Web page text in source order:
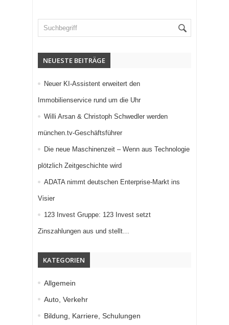
NEUESTE BEITRÄGE
Neuer KI-Assistent erweitert den
Immobilienservice rund um die Uhr
Willi Arsan & Christoph Schwedler werden
münchen.tv-Geschäftsführer
Die neue Maschinenzeit – Wenn aus Technologie
plötzlich Zeitgeschichte wird
ADATA nimmt deutschen Enterprise-Markt ins
Visier
123 Invest Gruppe: 123 Invest setzt
Zinszahlungen aus und stellt…
KATEGORIEN
Allgemein
Auto, Verkehr
Bildung, Karriere, Schulungen